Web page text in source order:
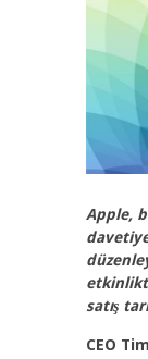
Apple,
satış
CEO